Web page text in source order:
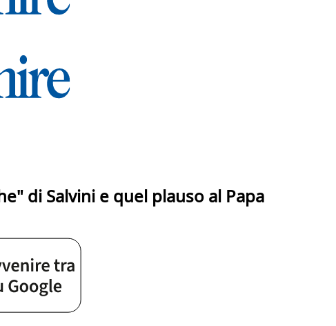
di Salvini e quel plauso al Papa